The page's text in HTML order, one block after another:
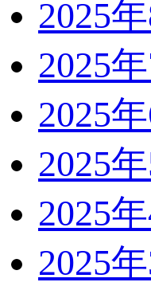
2025
2025
2025
2025
2025
2025